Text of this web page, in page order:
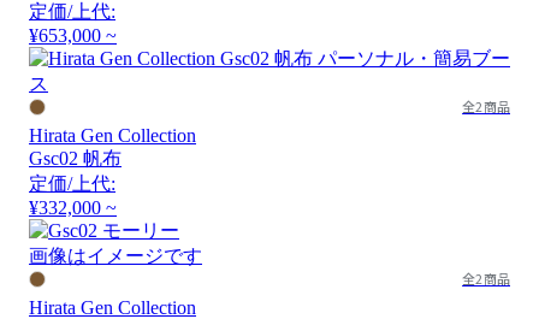
定価/上代:
¥653,000 ~
全2商品
Hirata Gen Collection
Gsc02 帆布
定価/上代:
¥332,000 ~
画像はイメージです
全2商品
Hirata Gen Collection